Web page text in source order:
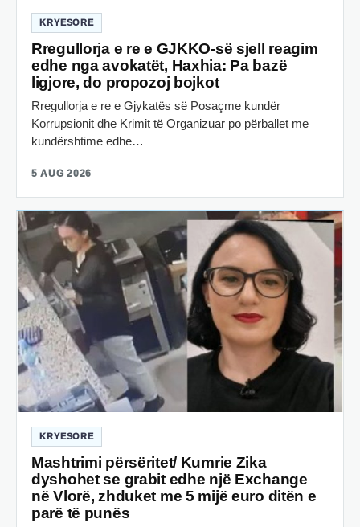
KRYESORE
Rregullorja e re e GJKKO-së sjell reagim
edhe nga avokatët, Haxhia: Pa bazë
ligjore, do propozoj bojkot
Rregullorja e re e Gjykatës së Posaçme kundër
Korrupsionit dhe Krimit të Organizuar po përballet me
kundërshtime edhe…
5 AUG 2026
KRYESORE
Mashtrimi përsëritet/ Kumrie Zika
dyshohet se grabit edhe një Exchange
në Vlorë, zhduket me 5 mijë euro ditën e
parë të punës